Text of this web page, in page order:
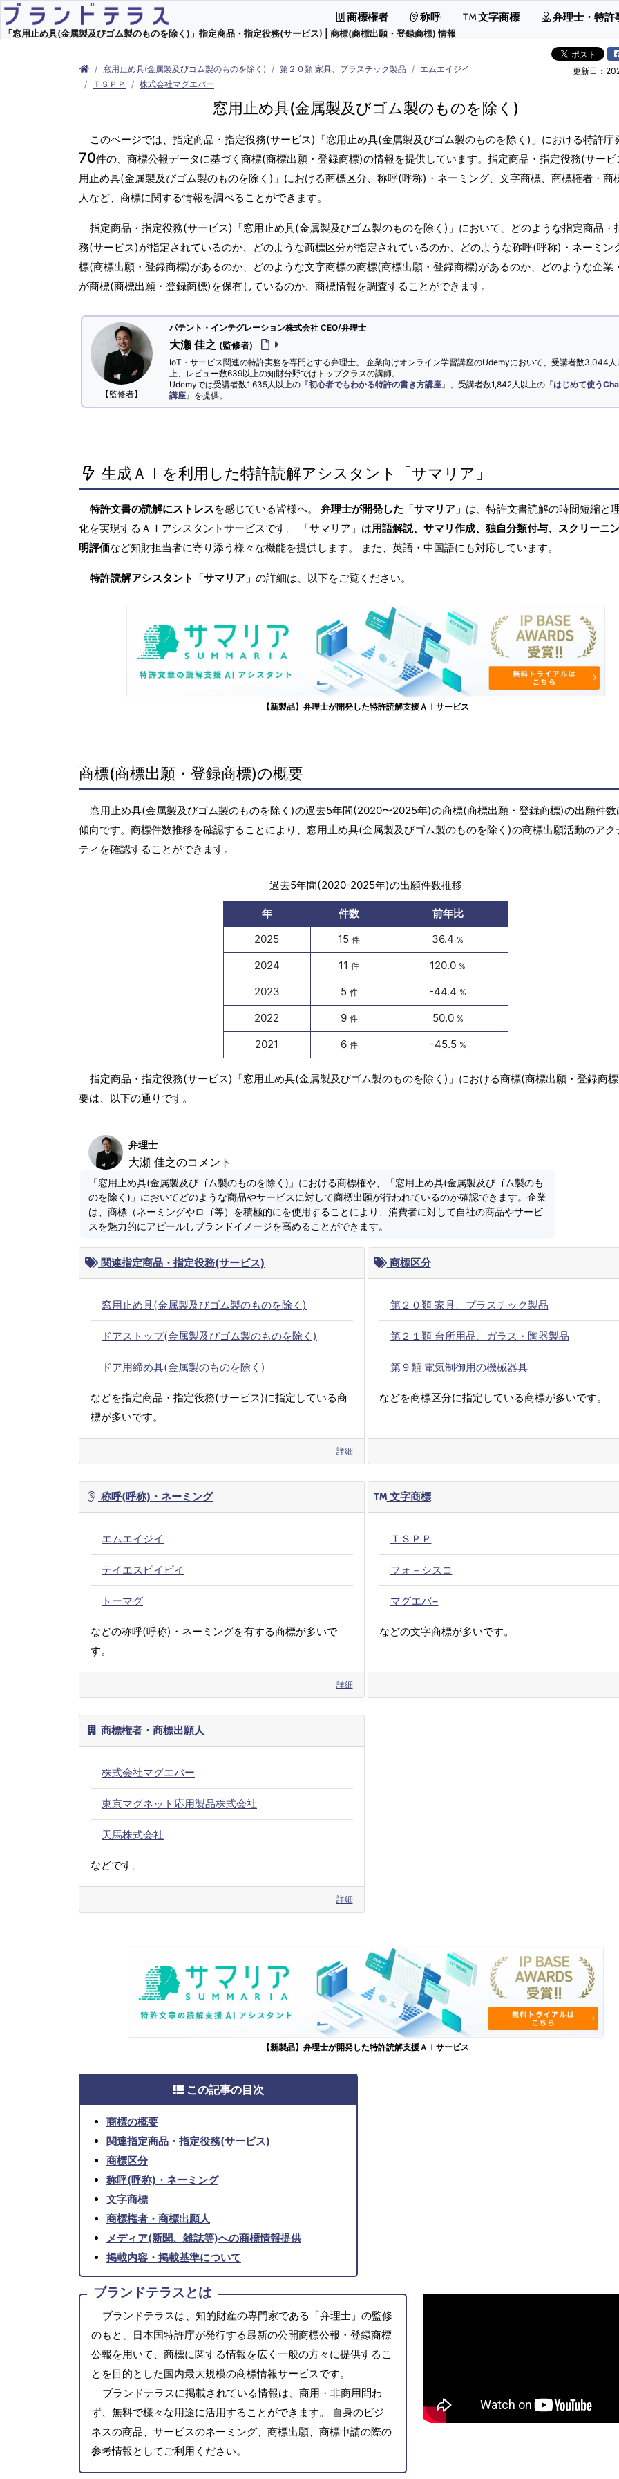
「窓用止め具(金属製及びゴム製のものを除く)」指定商品・指定役務(サービス) | 商標(商標出願・登録商標) 情報
商標権者 称呼 文字商標 弁理士・特許
窓用止め具(金属製及びゴム製のものを除く) 第２０類 家具、プラスチック製品
エムエイジイ
ＴＳＰＰ
株式会社マグエバー
更新日：
窓用止め具(金属製及びゴム製のものを除く)
このページでは、指定商品・指定役務(サービス)「窓用止め具(金属製及びゴム製のものを除く)」における特許庁
70件の、商標公報データに基づく商標(商標出願・登録商標)の情報を提供しています。指定商品・指定役務(サー
用止め具(金属製及びゴム製のものを除く)」における商標区分、称呼(呼称)・ネーミング、文字商標、商標権者・商
人など、商標に関する情報を調べることができます。
指定商品・指定役務(サービス)「窓用止め具(金属製及びゴム製のものを除く)」において、どのような指定商品・
務(サービス)が指定されているのか、どのような商標区分が指定されているのか、どのような称呼(呼称)・ネーミン
標(商標出願・登録商標)があるのか、どのような文字商標の商標(商標出願・登録商標)があるのか、どのような企業
が商標(商標出願・登録商標)を保有しているのか、商標情報を調査することができます。
【監修者】
パテント・インテグレーション株式会社 CEO/弁理士
大瀬 佳之 (監修者)
IoT・サービス関連の特許実務を専門とする弁理士。 企業向けオンライン学習講座のUdemyにおいて、受講者数3,044人
上、レビュー数639以上の知財分野ではトップクラスの講師。
Udemyでは受講者数1,635人以上の『初心者でもわかる特許の書き方講座 』、受講者数1,842人以上の『はじめて使う
講座 』を提供。
生成ＡＩを利用した特許読解アシスタント「サマリア」
特許文書の読解にストレスを感じている皆様へ。 弁理士が開発した「サマリア」 は、特許文書読解の時間短縮と
化を実現するＡＩアシスタントサービスです。 「サマリア」は用語解説、サマリ作成、独自分類付与、スクリーニ
明評価など知財担当者に寄り添う様々な機能を提供します。 また、英語・中国語にも対応しています。
特許読解アシスタント「サマリア」 の詳細は、以下をご覧ください。
【新製品】弁理士が開発した特許読解支援ＡＩサービス
商標(商標出願・登録商標)の概要
窓用止め具(金属製及びゴム製のものを除く)の過去5年間(2020〜2025年)の商標(商標出願・登録商標)の出願件数
傾向です。商標件数推移を確認することにより、窓用止め具(金属製及びゴム製のものを除く)の商標出願活動のアク
ティを確認することができます。
過去5年間(2020-2025年)の出願件数推移
年 件数
前年比
2025
15件 36.4 %
2024 11件 120.0 %
2023 5 件 -44.4 %
2022 9 件 50.0 %
2021 6 件 -45.5 %
指定商品・指定役務(サービス)「窓用止め具(金属製及びゴム製のものを除く)」における商標(商標出願・登録商
要は、以下の通りです。
弁理士
大瀬 佳之のコメント
「窓用止め具(金属製及びゴム製のものを除く)」における商標権や、「窓用止め具(金属製及びゴム製のも
のを除く)」においてどのような商品やサービスに対して商標出願が行われているのか確認できます。企業
は、商標（ネーミングやロゴ等）を積極的にを使用することにより、消費者に対して自社の商品やサービ
スを魅力的にアピールしブランドイメージを高めることができます。
関連指定商品・指定役務(サービス)
窓用止め具(金属製及びゴム製のものを除く)
ドアストップ(金属製及びゴム製のものを除く)
ドア用締め具(金属製のものを除く)
などを指定商品・指定役務(サービス)に指定している商
標が多いです。
詳細
商標区分
第２０類 家具、プラスチック製品
第２１類 台所用品、ガラス・陶器製品
第９類 電気制御用の機械器具
などを商標区分に指定している商標が多いです。
称呼(呼称)・ネーミング
エムエイジイ
テイエスピイピイ
トーマグ
などの称呼(呼称)・ネーミングを有する商標が多いで
す。
詳細
文字商標
ＴＳＰＰ
フォ－シスコ
マグエバ−
などの文字商標が多いです。
商標権者・商標出願人
株式会社マグエバー
東京マグネット応用製品株式会社
天馬株式会社
などです。
詳細
【新製品】弁理士が開発した特許読解支援ＡＩサービス
この記事の目次
商標の概要
関連指定商品・指定役務(サービス)
商標区分
称呼(呼称)・ネーミング
文字商標
商標権者・商標出願人
メディア(新聞、雑誌等)への商標情報提供
掲載内容・掲載基準について
ブランドテラスとは
ブランドテラスは、知的財産の専門家である「弁理士」の監修
のもと、日本国特許庁が発行する最新の公開商標公報・登録商標
公報を用いて、商標に関する情報を広く一般の方々に提供するこ
とを目的とした国内最大規模の商標情報サービスです。
ブランドテラスに掲載されている情報は、商用・非商用問わ
ず、無料で様々な用途に活用することができます。 自身のビジ
ネスの商品、サービスのネーミング、商標出願、商標申請の際の
参考情報としてご利用ください。